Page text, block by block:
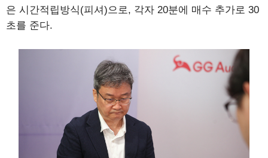
은 시간적립방식(피셔)으로, 각자 20분에 매수 추가로 30
초를 준다.